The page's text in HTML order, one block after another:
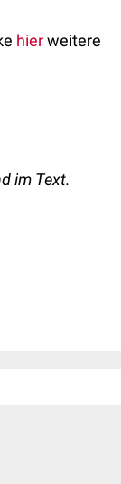
hierweitere
im Text.